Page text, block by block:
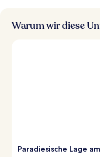
Warum wir diese
Paradiesische Lage